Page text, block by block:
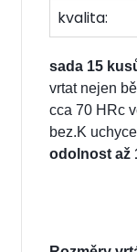
kvalita:
sada 15
vrtat nejen
cca 70 HRc
bez.K
odolnost až